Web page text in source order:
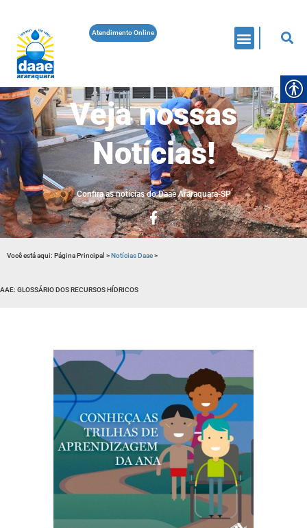
Atendimento Online
Veja nossas
Notícias!
Confira as noticias do Daae Araraquara-SP
Você está aqui: Página Principal >Notícias Daae>
GLOSSÁRIO DOS RECURSOS HÍDRICOS